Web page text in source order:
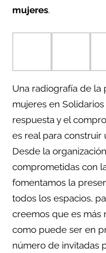
mujeres.
Una radiografía de la
mujeres en
respuesta y el
es real para construir
Desde la
comprometidas con
fomentamos la
todos los espacios,
creemos que es más
como puede ser en
número de invitadas